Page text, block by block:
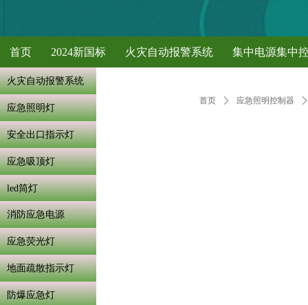
首页 2024新国标 火灾自动报警系统 集中电源集中
首页 ꄲ 应急照明控制器 ꄲ
火灾自动报警系统
应急照明灯
安全出口指示灯
应急吸顶灯
led筒灯
消防应急电源
应急荧光灯
地面疏散指示灯
防爆应急灯